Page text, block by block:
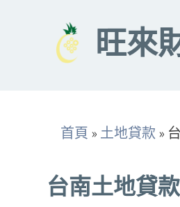
旺來
首頁 » 土地貸款 »
台南土地貸